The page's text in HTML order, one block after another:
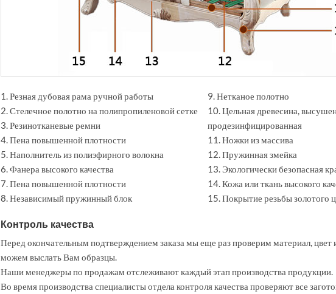
1. Резная дубовая рама ручной работы
2. Стелечное полотно на полипропиленовой сетке
3. Резинотканевые ремни
4. Пена повышенной плотности
5. Наполнитель из полиэфирного волокна
6. Фанера высокого качества
7. Пена повышенной плотности
8. Независимый пружинный блок
9. Нетканое полотно
10. Цельная древесина,
продезинфицированная
11. Ножки из массива
12. Пружинная змейка
13. Экологически безопасная
14. Кожа или ткань высокого
15. Покрытие резьбы золотого
Контроль качества
Перед окончательным подтверждением заказа мы еще раз проверим материал,
можем выслать Вам образцы.
Наши менеджеры по продажам отслеживают каждый этап производства продукции.
Во время производства специалисты отдела контроля качества проверяют все